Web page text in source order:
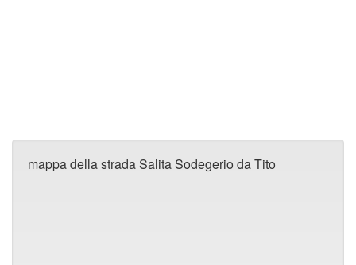
mappa della strada Salita Sodegerio da Tito